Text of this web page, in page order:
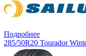
Подробнее
285/50R20 Tourador